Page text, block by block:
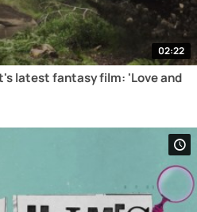
02:22
latest fantasy film: 'Love and